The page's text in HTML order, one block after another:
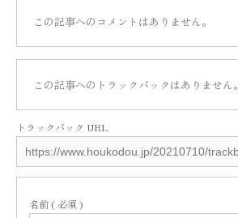
この記事へのコメントはありません。
この記事へのトラックバックはありません。
トラックバック URL
名前 ( 必須 )